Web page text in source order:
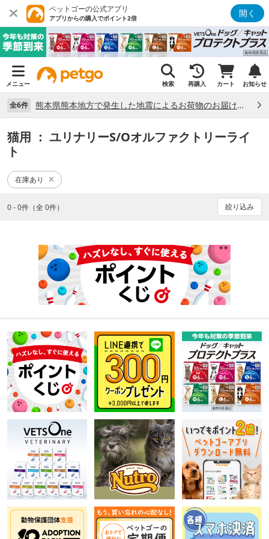
ペットゴーの公式アプリ
アプリからの購入でポイント2倍 開く
メニュー 検索 再購入 カート お知らせ
全6件 熊本県熊本地方で発生した地震によるお荷物のお届け状況について （7/28）
猫用 ： ユリナリーS/Oオルファクトリーライ
ト
在庫あり
0 - 0件（全 0件） 絞り込み